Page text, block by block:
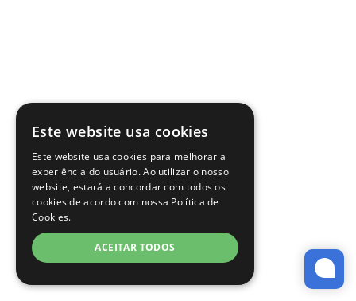
Este website usa cookies
Este website usa cookies para melhorar a
experiência do usuário. Ao utilizar o nosso
website, estará a concordar com todos os
cookies de acordo com nossa Política de
Cookies.
ACEITAR TODOS